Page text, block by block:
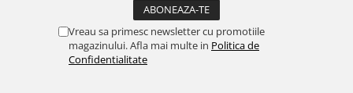
Vreau sa primesc newsletter cu promotiile
magazinului. Afla mai multe in Politica de
Confidentialitate